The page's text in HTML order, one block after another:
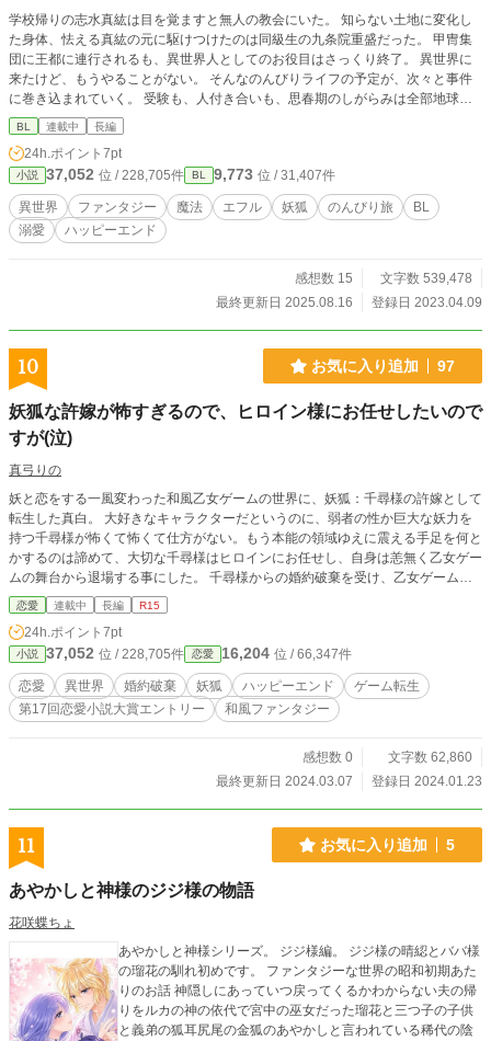
学校帰りの志水真紘は目を覚ますと無人の教会にいた。 知らない土地に変化し
た身体、怯える真紘の元に駆けつけたのは同級生の九条院重盛だった。 甲冑集
団に王都に連行されるも、異世界人としてのお役目はさっくり終了。 異世界に
来たけど、もうやることがない。 そんなのんびりライフの予定が、次々と事件
に巻き込まれていく。 受験も、人付き合いも、思春期のしがらみは全部地球に
置いてきた。 眠気に勝てない銀髪真面目エルフと一途な金髪チャラ妖狐の男二
人の、長い、永い余生。 イチャラブ＋なんちゃってミステリ風味。 カップリン
グ固定 重盛(妖狐)×真紘(エルフ) ※カテゴリーをファンタジーからBLに変えまし
た ※ムーンライトノベルズ様にて同小説を公開
BL 連載中 長編
24h.ポイント 7pt
小説 37,052 位 / 228,705件 BL 9,773 位 / 31,407件
異世界 ファンタジー 魔法 エフル 妖狐 のんびり旅
BL
溺愛
ハッピーエンド
感想数 15
文字数 539,478
最終更新日 2025.08.16
登録日 2023.04.09
10 お気に入り追加 97
妖狐な許嫁が怖すぎるので、ヒロイン様にお任せしたいので
すが(泣)
真弓りの
妖と恋をする一風変わった和風乙女ゲームの世界に、妖狐：千尋様の許嫁として
転生した真白。 大好きなキャラクターだというのに、弱者の性か巨大な妖力を
持つ千尋様が怖くて怖くて仕方がない。もう本能の領域ゆえに震える手足を何と
かするのは諦めて、大切な千尋様はヒロインにお任せし、自身は恙無く乙女ゲー
ムの舞台から退場する事にした。 千尋様からの婚約破棄を受け、乙女ゲームの
舞台から無事に何とか退場した真白。ついでに一族からも追放されて、一月経っ
た今では街の居酒屋で『よろず仕事請負人』として働く毎日。 そんな彼女に、
初めての『指名依頼』が。 喜び勇んで出かけてみれば、依頼主はなんと『ヒロ
イン』。 しかも入れ替わりで、千尋様までやって来て……。 ーーーーーーーー
ーーーーーーーーーーーーーーーーーーーーーーーーーーーーーーーーーー ■毎
回1000文字程度の更新です。 ざまぁ系ではございません。
恋愛 連載中 長編 R15
24h.ポイント 7pt
小説 37,052 位 / 228,705件 恋愛 16,204 位 / 66,347件
恋愛 異世界 婚約破棄 妖狐 ハッピーエンド
ゲーム転生
第17回恋愛小説大賞エントリー
和風ファンタジー
感想数 0
文字数 62,860
最終更新日 2024.03.07
登録日 2024.01.23
11 お気に入り追加 5
あやかしと神様のジジ様の物語
花咲蝶ちょ
あやかしと神様シリーズ。 ジジ様編。 ジジ様の晴綛とババ様
の瑠花の馴れ初めです。 ファンタジーな世界の昭和初期あた
りのお話 神隠しにあっていつ戻ってくるかわからない夫の帰
りをルカの神の依代で宮中の巫女だった瑠花と三つ子の子供
と義弟の狐耳尻尾の金狐のあやかしと言われている稀代の陰